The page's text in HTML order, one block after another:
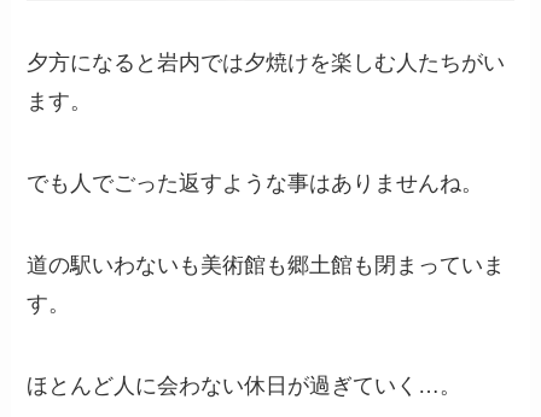
夕方になると岩内では夕焼けを楽しむ人たちがい
ます。
でも人でごった返すような事はありませんね。
道の駅いわないも美術館も郷土館も閉まっていま
す。
ほとんど人に会わない休日が過ぎていく…。